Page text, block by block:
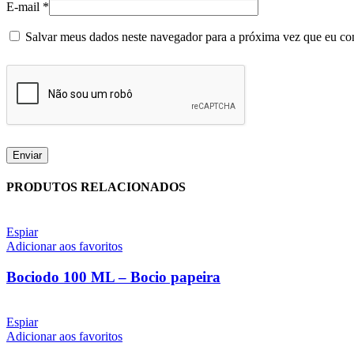
E-mail *
Salvar meus dados neste navegador para a próxima vez que eu
PRODUTOS RELACIONADOS
Espiar
Adicionar aos favoritos
Bociodo 100 ML – Bocio papeira
Espiar
Adicionar aos favoritos